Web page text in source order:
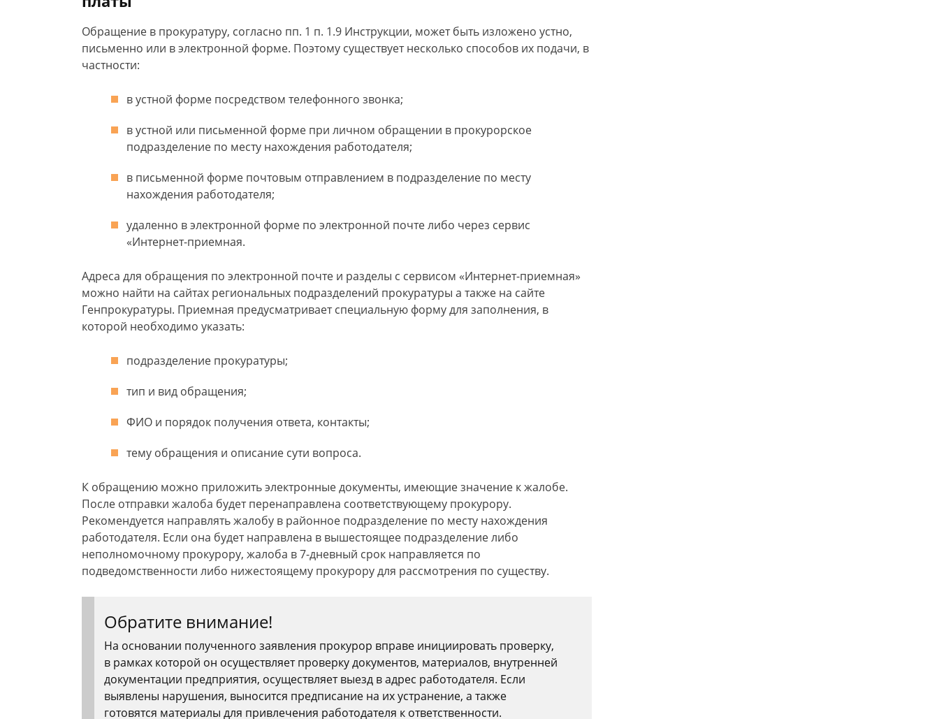
Обращение в прокуратуру, согласно пп. 1 п. 1.9 Инструкции, может быть изложено устно,
письменно или в электронной форме. Поэтому существует несколько способов их подачи, в
частности:
в устной форме посредством телефонного звонка;
в устной или письменной форме при личном обращении в прокурорское
подразделение по месту нахождения работодателя;
в письменной форме почтовым отправлением в подразделение по месту
нахождения работодателя;
удаленно в электронной форме по электронной почте либо через сервис
«Интернет-приемная.
Адреса для обращения по электронной почте и разделы с сервисом «Интернет-приемная»
можно найти на сайтах региональных подразделений прокуратуры а также на сайте
Генпрокуратуры. Приемная предусматривает специальную форму для заполнения, в
которой необходимо указать:
подразделение прокуратуры;
тип и вид обращения;
ФИО и порядок получения ответа, контакты;
тему обращения и описание сути вопроса.
К обращению можно приложить электронные документы, имеющие значение к жалобе.
После отправки жалоба будет перенаправлена соответствующему прокурору.
Рекомендуется направлять жалобу в районное подразделение по месту нахождения
работодателя. Если она будет направлена в вышестоящее подразделение либо
неполномочному прокурору, жалоба в 7-дневный срок направляется по
подведомственности либо нижестоящему прокурору для рассмотрения по существу.
Обратите внимание!
На основании полученного заявления прокурор вправе инициировать проверку,
в рамках которой он осуществляет проверку документов, материалов, внутренней
документации предприятия, осуществляет выезд в адрес работодателя. Если
выявлены нарушения, выносится предписание на их устранение, а также
готовятся материалы для привлечения работодателя к ответственности.